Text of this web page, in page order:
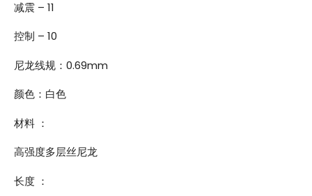
减震 – 11
控制 – 10
尼龙线规：0.69mm
颜色：白色
材料 ：
高强度多层丝尼龙
长度 ：